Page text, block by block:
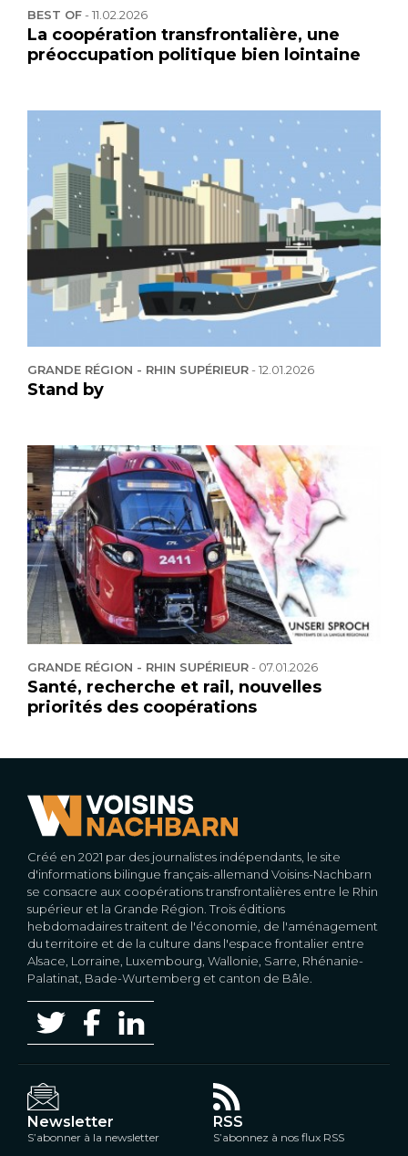
BEST OF-11.02.2026
La coopération transfrontalière, une
préoccupation politique bien lointaine
GRANDE RÉGION - RHIN SUPÉRIEUR-12.01.2026
Stand by
GRANDE RÉGION - RHIN SUPÉRIEUR- 07.01.2026
Santé, recherche et rail, nouvelles
priorités des coopérations
Créé en 2021 par des journalistes indépendants, le site
d'informations bilingue français-allemand Voisins-Nachbarn
se consacre aux coopérations transfrontalières entre le Rhin
supérieur et la Grande Région. Trois éditions
hebdomadaires traitent de l'économie, de l'aménagement
du territoire et de la culture dans l'espace frontalier entre
Alsace, Lorraine, Luxembourg, Wallonie, Sarre, Rhénanie-
Palatinat, Bade-Wurtemberg et canton de Bâle.
Newsletter
S’abonner à la newsletter
RSS
S’abonnez à nos flux RSS